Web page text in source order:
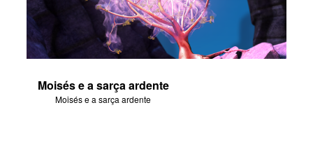
Moisés e a sarça ardente
Moisés e a sarça ardente